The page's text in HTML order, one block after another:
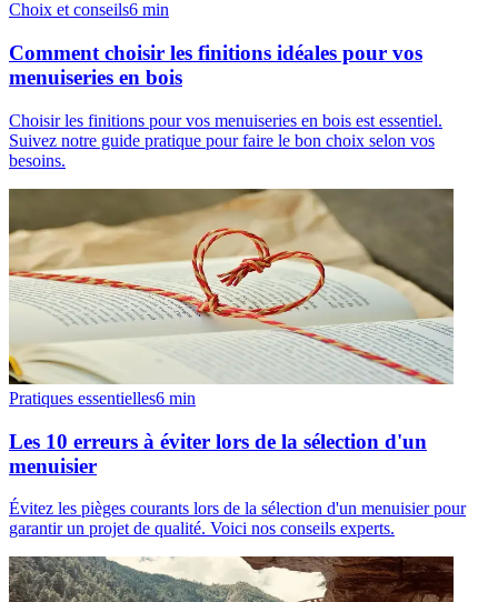
Choix et conseils6 min
Comment choisir les finitions idéales pour vos
menuiseries en bois
Choisir les finitions pour vos menuiseries en bois est essentiel.
Suivez notre guide pratique pour faire le bon choix selon vos
besoins.
Pratiques essentielles6 min
Les 10 erreurs à éviter lors de la sélection d'un
menuisier
Évitez les pièges courants lors de la sélection d'un menuisier pour
garantir un projet de qualité. Voici nos conseils experts.